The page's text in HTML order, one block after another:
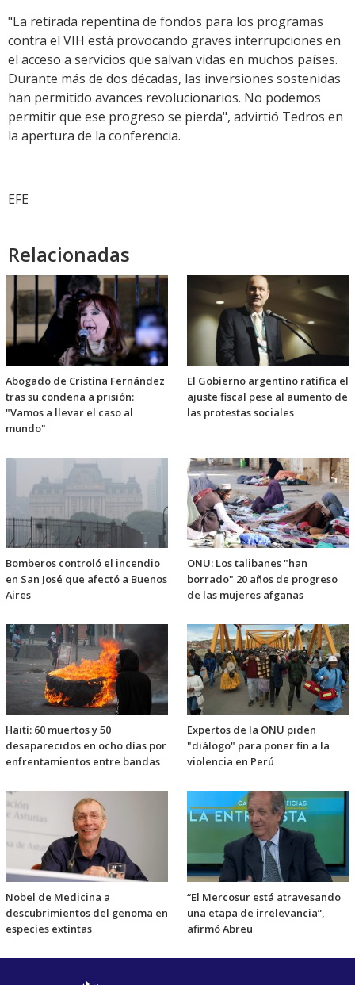
"La retirada repentina de fondos para los programas
contra el VIH está provocando graves interrupciones en
el acceso a servicios que salvan vidas en muchos países.
Durante más de dos décadas, las inversiones sostenidas
han permitido avances revolucionarios. No podemos
permitir que ese progreso se pierda", advirtió Tedros en
la apertura de la conferencia.
EFE
Relacionadas
Abogado de Cristina Fernández
tras su condena a prisión:
"Vamos a llevar el caso al
mundo"
El Gobierno argentino ratifica el
ajuste fiscal pese al aumento de
las protestas sociales
Bomberos controló el incendio
en San José que afectó a Buenos
Aires
ONU: Los talibanes "han
borrado" 20 años de progreso
de las mujeres afganas
Haití: 60 muertos y 50
desaparecidos en ocho días por
enfrentamientos entre bandas
Expertos de la ONU piden
"diálogo" para poner fin a la
violencia en Perú
Nobel de Medicina a
descubrimientos del genoma en
especies extintas
“El Mercosur está atravesando
una etapa de irrelevancia”,
afirmó Abreu